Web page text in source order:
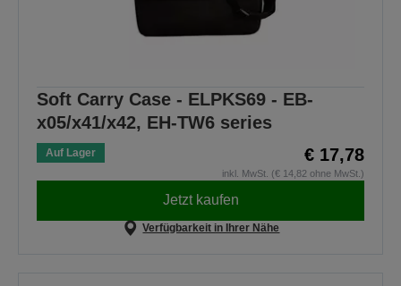
Soft Carry Case - ELPKS69 - EB-
x05/x41/x42, EH-TW6 series
Auf Lager € 17,78
inkl. MwSt. (€ 14,82 ohne MwSt.)
Jetzt kaufen
Verfügbarkeit in Ihrer Nähe